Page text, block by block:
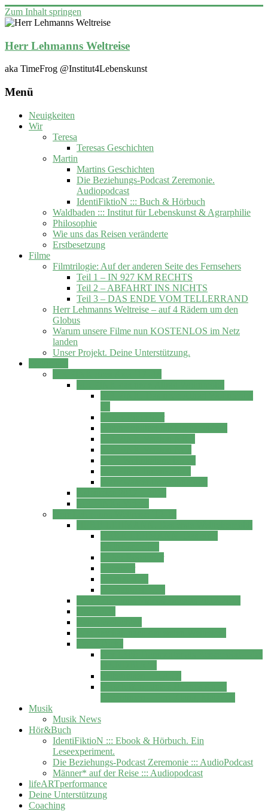
Zum Inhalt springen
Herr Lehmanns Weltreise
aka TimeFrog @Institut4Lebenskunst
Menü
Neuigkeiten
Wir
Teresa
Teresas Geschichten
Martin
Martins Geschichten
Die Beziehungs-Podcast Zeremonie.
Audiopodcast
IdentiFiktioN ::: Buch & Hörbuch
Waldbaden ::: Institut für Lebenskunst & Agrarphilie
Philosophie
Wie uns das Reisen veränderte
Erstbesetzung
Filme
Filmtrilogie: Auf der anderen Seite des Fernsehers
Teil 1 – IN 927 KM RECHTS
Teil 2 – ABFAHRT INS NICHTS
Teil 3 – DAS ENDE VOM TELLERRAND
Herr Lehmanns Weltreise – auf 4 Rädern um den
Globus
Warum unsere Filme nun KOSTENLOS im Netz
landen
Unser Projekt. Deine Unterstützung.
Musik
Musik News
Hör&Buch
IdentiFiktioN ::: Ebook & Hörbuch. Ein
Leseexperiment.
Die Beziehungs-Podcast Zeremonie ::: AudioPodcast
Männer* auf der Reise ::: Audiopodcast
lifeARTperformance
Deine Unterstützung
Coaching